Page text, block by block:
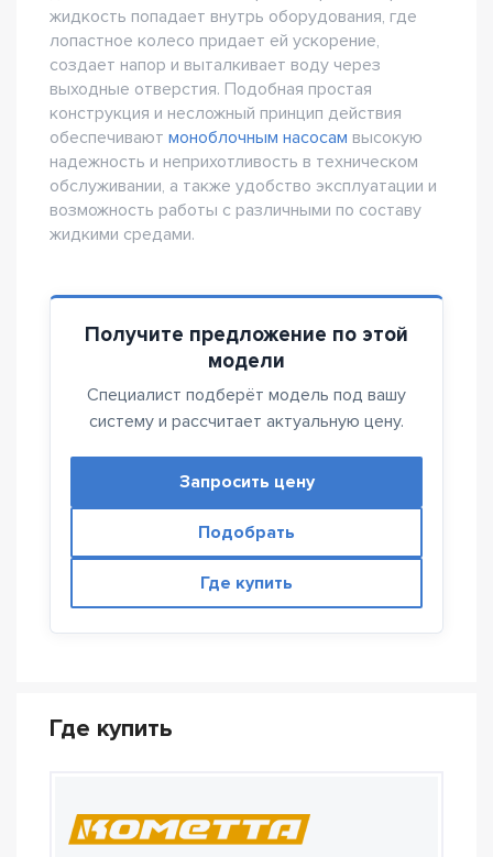
жидкость попадает внутрь оборудования, где
лопастное колесо придает ей ускорение,
создает напор и выталкивает воду через
выходные отверстия. Подобная простая
конструкция и несложный принцип действия
обеспечивают моноблочным насосам высокую
надежность и неприхотливость в техническом
обслуживании, а также удобство эксплуатации и
возможность работы с различными по составу
жидкими средами.
Получите предложение по этой
модели
Специалист подберёт модель под вашу
систему и рассчитает актуальную цену.
Запросить цену
Подобрать
Где купить
Где купить